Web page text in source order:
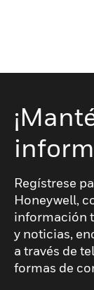
Regístrese
Honeywell,
información
y noticias,
a través de
formas de